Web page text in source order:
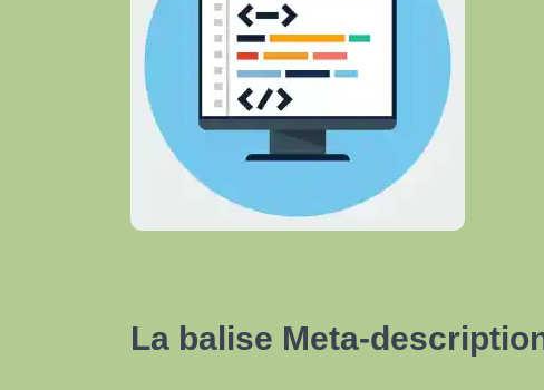
La balise Meta-